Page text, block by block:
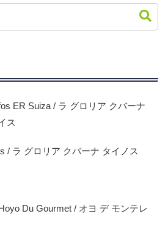
ER Suiza / ラ グロリア クバーナ
ス
/ ラ グロリア クバーナ タイノス
Du Gourmet / オヨ デ モンテレ